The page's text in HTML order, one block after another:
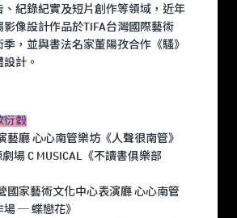
、紀錄紀實及短片創作等領域，近年
影像設計作品於TIFA台灣國際藝術
，並與書法名家董陽孜合作《騷》
計。
衍穀
藝廳 ⼼⼼南管樂坊《⼈聲很南管》
場 C MUSICAL《不讀書俱樂部
國家藝術文化中心表演廳 ⼼⼼南管
場 ─ 蝶戀花》